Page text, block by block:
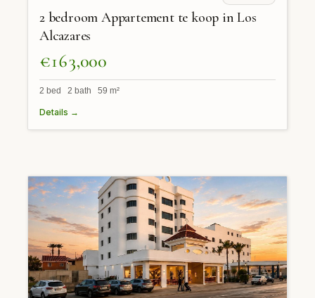
2 bedroom Appartement te koop in Los
Alcazares
€163,000
2 bed 2 bath 59 m²
Details →